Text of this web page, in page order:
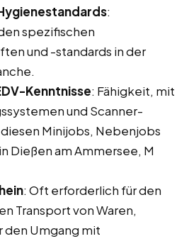
:
spezifischen
und -standards in der
Kenntnisse: Fähigkeit, mit
und Scanner-
Minijobs, Nebenjobs
Dießen am Ammersee, M
: Oft erforderlich für den
Transport von Waren,
den Umgang mit